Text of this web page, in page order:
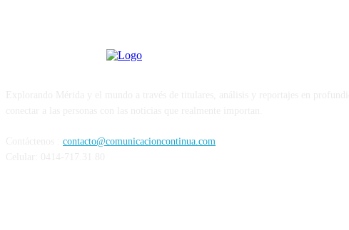
contacto@comunicacioncontinua.com